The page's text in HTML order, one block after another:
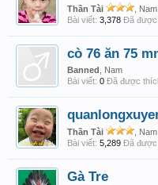
Thần Tài
, Nam
Bài viết: 3,378 Đã được
cò 76 ăn 75
Banned , Nam
Bài viết: 0 Đã được
Thần Tài
, Nam
Bài viết: 5,289 Đã được
Gà Tre